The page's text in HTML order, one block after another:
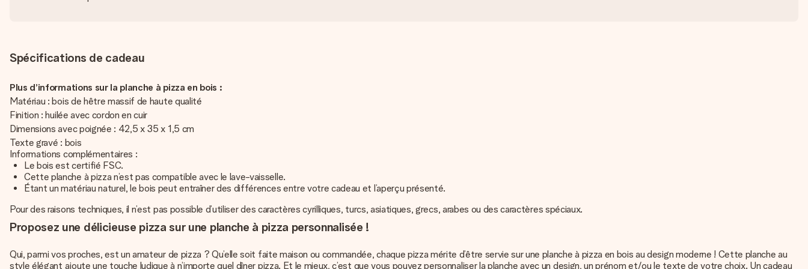
Spécifications de cadeau
Plus d’informations sur la planche à pizza en bois :
Matériau : bois de hêtre massif de haute qualité
Finition : huilée avec cordon en cuir
Dimensions avec poignée : 42,5 x 35 x 1,5 cm
Texte gravé : bois
Informations complémentaires :
Le bois est certifié FSC.
Cette planche à pizza n’est pas compatible avec le lave-vaisselle.
Étant un matériau naturel, le bois peut entraîner des différences entre votre cadeau et l’aperçu présenté.
Pour des raisons techniques, il n’est pas possible d’utiliser des caractères cyrilliques, turcs, asiatiques, grecs, arabes ou des caractères spéciaux.
Proposez une délicieuse pizza sur une planche à pizza personnalisée !
Qui, parmi vos proches, est un amateur de pizza ? Qu’elle soit faite maison ou commandée, chaque pizza mérite d’être servie sur une planche à pizza en bois au design moderne ! Cette planche au
style élégant ajoute une touche ludique à n’importe quel dîner pizza. Et le mieux, c’est que vous pouvez personnaliser la planche avec un design, un prénom et/ou le texte de votre choix. Un cadeau